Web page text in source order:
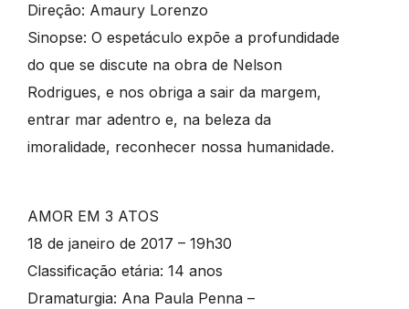
Direção: Amaury Lorenzo
Sinopse: O espetáculo expõe a profundidade
do que se discute na obra de Nelson
Rodrigues, e nos obriga a sair da margem,
entrar mar adentro e, na beleza da
imoralidade, reconhecer nossa humanidade.
AMOR EM 3 ATOS
18 de janeiro de 2017 – 19h30
Classificação etária: 14 anos
Dramaturgia: Ana Paula Penna –